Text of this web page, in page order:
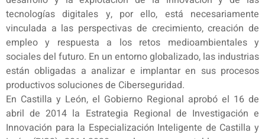
tecnologías digitales y, por ello, está necesariamente
vinculada a las perspectivas de crecimiento, creación de
empleo y respuesta a los retos medioambientales y
sociales del futuro. En un entorno globalizado, las industrias
están obligadas a analizar e implantar en sus procesos
productivos soluciones de Ciberseguridad.
En Castilla y León, el Gobierno Regional aprobó el 16 de
abril de 2014 la Estrategia Regional de Investigación e
Innovación para la Especialización Inteligente de Castilla y